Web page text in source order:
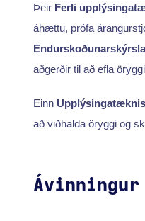
Þeir Ferli
áhættu, prófa
Endurskoðunarskýrsla
aðgerðir til að efla
Einn
að viðhalda öryggi og